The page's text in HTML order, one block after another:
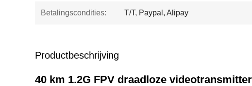
Betalingscondities: T/T, Paypal, Alipay
Productbeschrijving
40 km 1.2G FPV draadloze